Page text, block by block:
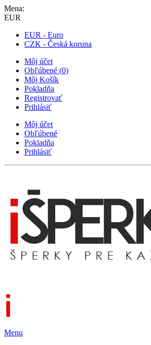
Mena:
EUR
EUR - Euro
CZK - Česká koruna
Môj účet
Obľúbené (0)
Môj Košík
Pokladňa
Registrovať
Prihlásiť
Môj účet
Obľúbené
Pokladňa
Prihlásiť
Menu